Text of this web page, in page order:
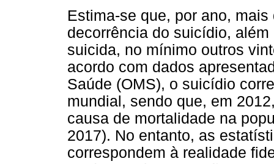
Estima-se que, por ano,
decorrência do suicídio,
suicida, no mínimo outros
acordo com dados
Saúde (OMS), o suicídio
mundial, sendo que, em
causa de mortalidade na
2017). No entanto, as
correspondem à realidade